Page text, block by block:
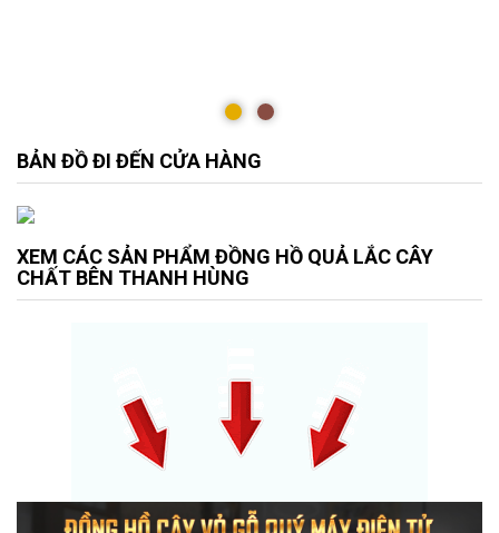
BẢN ĐỒ ĐI ĐẾN CỬA HÀNG
XEM CÁC SẢN PHẨM ĐỒNG HỒ QUẢ LẮC CÂY
CHẤT BÊN THANH HÙNG